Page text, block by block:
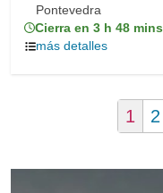
Pontevedra
Cierra en 3 h 48 mins
más detalles
1 2